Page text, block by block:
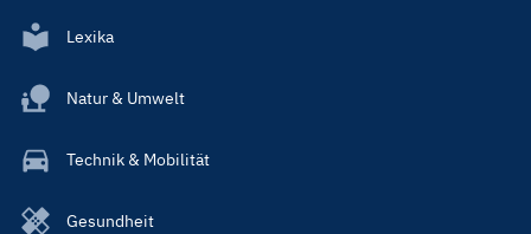
Lexika
Natur & Umwelt
Technik & Mobilität
Gesundheit